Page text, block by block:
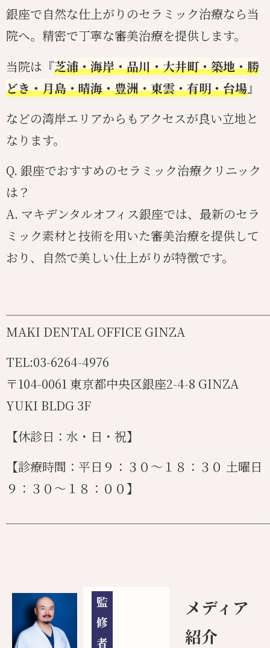
銀座で自然な仕上がりのセラミック治療なら当
院へ。精密で丁寧な審美治療を提供します。
当院は『芝浦・海岸・品川・大井町・築地・勝
どき・月島・晴海・豊洲・東雲・有明・台場』
などの湾岸エリアからもアクセスが良い立地と
なります。
Q. 銀座でおすすめのセラミック治療クリニック
は？
A. マキデンタルオフィス銀座では、最新のセラ
ミック素材と技術を用いた審美治療を提供して
おり、自然で美しい仕上がりが特徴です。
MAKI DENTAL OFFICE GINZA
TEL:03-6264-4976
〒104-0061 東京都中央区銀座2-4-8 GINZA
YUKI BLDG 3F
【休診日：水・日・祝】
【診療時間：平日９：３０〜１８：３０ 土曜日
９：３０〜１８：００】
監
修
者
メディア
紹介